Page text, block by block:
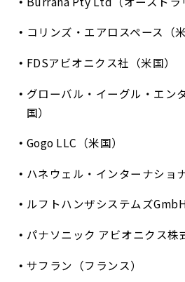
コリンズ・エアロスペース（米
FDSアビオニクス社（米国）
グローバル・イーグル・エン
国）
Gogo LLC（米国）
ハネウェル・インターナショ
ルフトハンザシステムズ
パナソニック アビオニクス株
サフラン（フランス）